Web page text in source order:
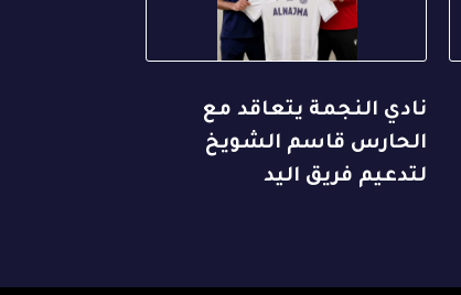
نادي النجمة يتعاقد مع
الحارس قاسم الشويخ
لتدعيم فريق اليد